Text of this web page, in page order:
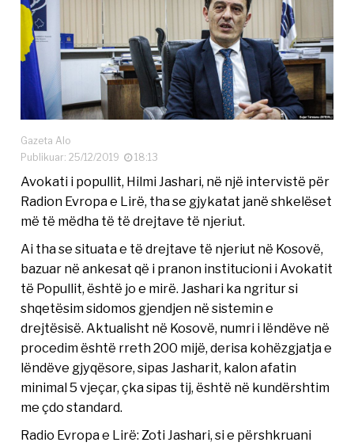
Gazeta Alo
Publikuar: 25/12/2019
18:13
Avokati i popullit, Hilmi Jashari, në një intervistë për
Radion Evropa e Lirë, tha se gjykatat janë shkelëset
më të mëdha të të drejtave të njeriut.
Ai tha se situata e të drejtave të njeriut në Kosovë,
bazuar në ankesat që i pranon institucioni i Avokatit
të Popullit, është jo e mirë.​ Jashari ka ngritur si
shqetësim sidomos gjendjen në sistemin e
drejtësisë. Aktualisht në Kosovë, numri i lëndëve në
procedim është rreth 200 mijë, derisa kohëzgjatja e
lëndëve gjyqësore, sipas Jasharit, kalon afatin
minimal 5 vjeçar, çka sipas tij, është në kundërshtim
me çdo standard.
Radio Evropa e Lirë: Zoti Jashari, si e përshkruani